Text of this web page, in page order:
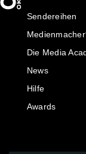
Sendereihen
Die Media
News
Hilfe
Awards